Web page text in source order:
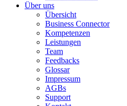
Über uns
Übersicht
Business Connector
Kompetenzen
Leistungen
Team
Feedbacks
Glossar
Impressum
AGBs
Support